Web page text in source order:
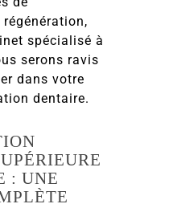
spécialisé à
serons ravis
dans votre
dentaire.
: UNE